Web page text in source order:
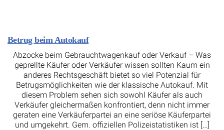
Betrug beim Autokauf
Abzocke beim Gebrauchtwagenkauf oder Verkauf – Was
geprellte Käufer oder Verkäufer wissen sollten Kaum ein
anderes Rechtsgeschäft bietet so viel Potenzial für
Betrugsmöglichkeiten wie der klassische Autokauf. Mit
diesem Problem sehen sich sowohl Käufer als auch
Verkäufer gleichermaßen konfrontiert, denn nicht immer
geraten eine Verkäuferpartei an eine seriöse Käuferpartei
und umgekehrt. Gem. offiziellen Polizeistatistiken ist […]